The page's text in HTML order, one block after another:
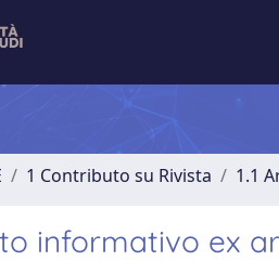
1 Contributo su Rivista 1.1
informativo ex